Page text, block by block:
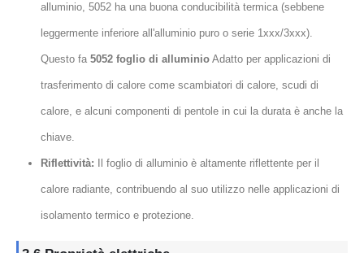
alluminio, 5052 ha una buona conducibilità termica (sebbene
leggermente inferiore all'alluminio puro o serie 1xxx/3xxx).
Questo fa 5052 foglio di alluminioAdatto per applicazioni di
trasferimento di calore come scambiatori di calore, scudi di
calore, e alcuni componenti di pentole in cui la durata è anche la
chiave.
Riflettività: Il foglio di alluminio è altamente riflettente per il
calore radiante, contribuendo al suo utilizzo nelle applicazioni di
isolamento termico e protezione.